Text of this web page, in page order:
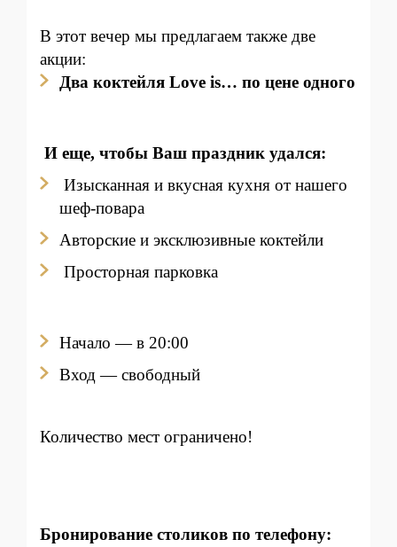
В этот вечер мы предлагаем также две
акции:
Два коктейля Love is… по цене одного
И еще, чтобы Ваш праздник удался:
Изысканная и вкусная кухня от нашего
шеф-повара
Авторские и эксклюзивные коктейли
Просторная парковка
Начало — в 20:00
Вход — свободный
Количество мест ограничено!
Бронирование столиков по телефону: